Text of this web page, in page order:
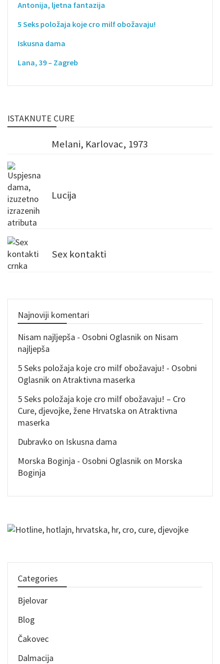
Antonija, ljetna fantazija
5 Seks položaja koje cro milf obožavaju!
Iskusna dama
Lana, 39 – Zagreb
ISTAKNUTE CURE
Melani, Karlovac, 1973
Lucija
Sex kontakti
Najnoviji komentari
Nisam najljepša - Osobni Oglasnik on Nisam
najljepša
5 Seks položaja koje cro milf obožavaju! - Osobni
Oglasnik on Atraktivna maserka
5 Seks položaja koje cro milf obožavaju! – Cro
Cure, djevojke, žene Hrvatska on Atraktivna
maserka
Dubravko on Iskusna dama
Morska Boginja - Osobni Oglasnik on Morska
Boginja
Categories
Bjelovar
Blog
Čakovec
Dalmacija